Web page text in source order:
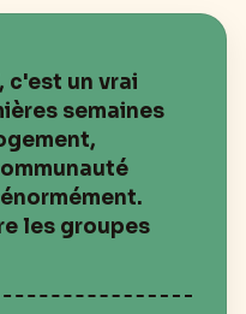
c'est un vrai
semaines
les groupes